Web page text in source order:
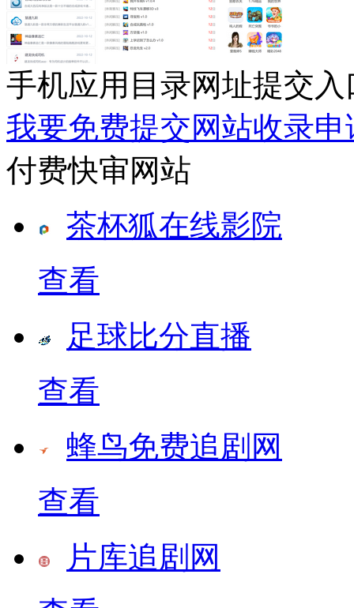
手机应用目录网址提交入
我要免费提交网站收录申
付费快审网站
茶杯狐在线影院
查看
足球比分直播
查看
蜂鸟免费追剧网
查看
片库追剧网